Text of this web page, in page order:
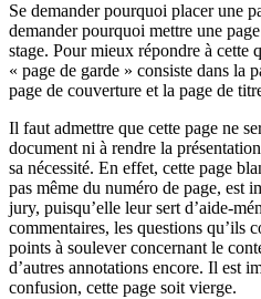
Se demander pourquoi placer une
demander pourquoi mettre une
stage. Pour mieux répondre à cette
« page de garde » consiste dans la
page de couverture et la page de
Il faut admettre que cette page ne
document ni à rendre la
sa nécessité. En effet, cette page
pas même du numéro de page, est
jury, puisqu’elle leur sert d’aide-
commentaires, les questions qu’ils
points à soulever concernant le
d’autres annotations encore. Il est
confusion, cette page soit vierge.